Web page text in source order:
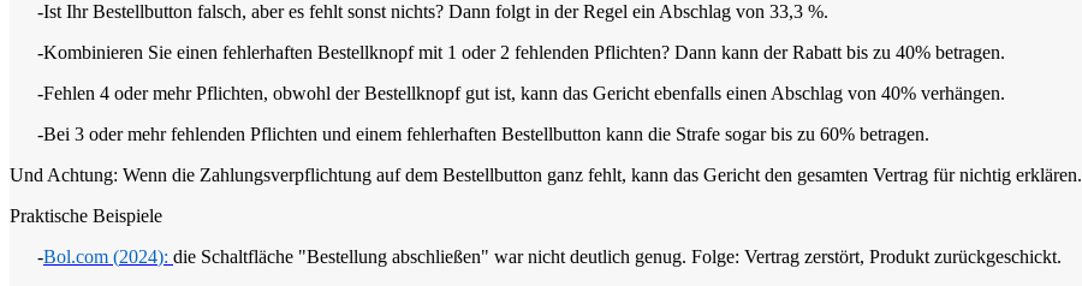
-Ist Ihr Bestellbutton falsch, aber es fehlt sonst nichts? Dann folgt in der Regel ein Abschlag von 33,3 %.
-Kombinieren Sie einen fehlerhaften Bestellknopf mit 1 oder 2 fehlenden Pflichten? Dann kann der Rabatt bis zu 40% betragen.
-Fehlen 4 oder mehr Pflichten, obwohl der Bestellknopf gut ist, kann das Gericht ebenfalls einen Abschlag von 40% verhängen.
-Bei 3 oder mehr fehlenden Pflichten und einem fehlerhaften Bestellbutton kann die Strafe sogar bis zu 60% betragen.
Und Achtung: Wenn die Zahlungsverpflichtung auf dem Bestellbutton ganz fehlt, kann das Gericht den gesamten Vertrag für nichtig erklären.
Praktische Beispiele
-Bol.com (2024): die Schaltfläche "Bestellung abschließen" war nicht deutlich genug. Folge: Vertrag zerstört, Produkt zurückgeschickt.